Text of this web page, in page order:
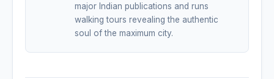
major Indian publications and runs
walking tours revealing the authentic
soul of the maximum city.